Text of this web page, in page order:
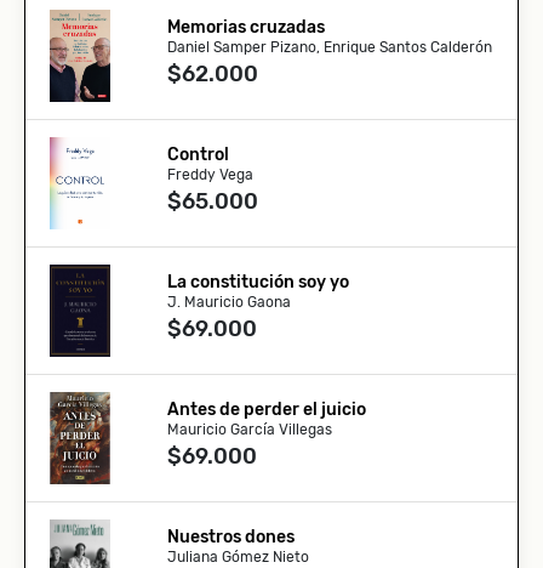
Memorias cruzadas
Daniel Samper Pizano, Enrique Santos Calderón
$62.000
Control
Freddy Vega
$65.000
La constitución soy yo
J. Mauricio Gaona
$69.000
Antes de perder el juicio
Mauricio García Villegas
$69.000
Nuestros dones
Juliana Gómez Nieto